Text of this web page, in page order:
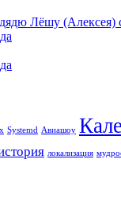
Лёшу (Алексея)
Systemd Авиашоу
локализация